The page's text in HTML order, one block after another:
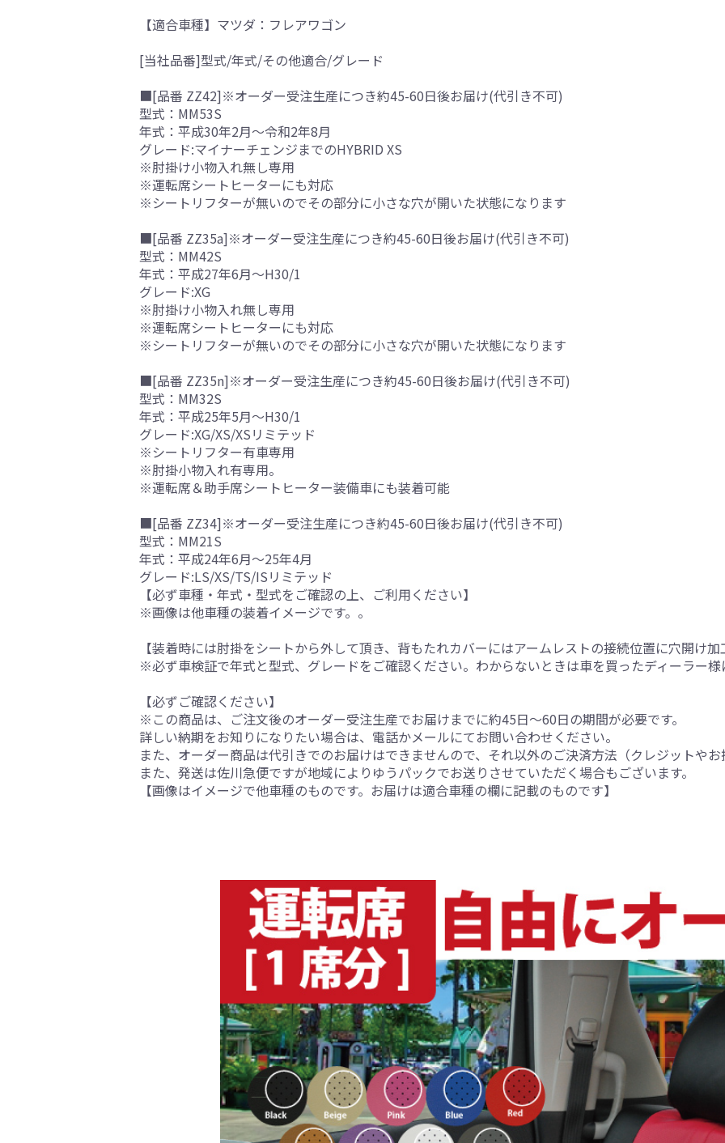
【適合車種】マツダ：フレアワゴン
[当社品番]型式/年式/その他適合/グレード
■[品番 ZZ42]※オーダー受注生産につき約45-60日後お届け(代引き不可)
型式：MM53S
年式：平成30年2月～令和2年8月
グレード:マイナーチェンジまでのHYBRID XS
※肘掛け小物入れ無し専用
※運転席シートヒーターにも対応
※シートリフターが無いのでその部分に小さな穴が開いた状態になります
■[品番 ZZ35a]※オーダー受注生産につき約45-60日後お届け(代引き不可)
型式：MM42S
年式：平成27年6月～H30/1
グレード:XG
※肘掛け小物入れ無し専用
※運転席シートヒーターにも対応
※シートリフターが無いのでその部分に小さな穴が開いた状態になります
■[品番 ZZ35n]※オーダー受注生産につき約45-60日後お届け(代引き不可)
型式：MM32S
年式：平成25年5月～H30/1
グレード:XG/XS/XSリミテッド
※シートリフター有車専用
※肘掛小物入れ有専用。
※運転席＆助手席シートヒーター装備車にも装着可能
■[品番 ZZ34]※オーダー受注生産につき約45-60日後お届け(代引き不可)
型式：MM21S
年式：平成24年6月～25年4月
グレード:LS/XS/TS/ISリミテッド
【必ず車種・年式・型式をご確認の上、ご利用ください】
※画像は他車種の装着イメージです。。
【装着時には肘掛をシートから外して頂き、背もたれカバーにはアームレストの接続位置に穴開け
※必ず車検証で年式と型式、グレードをご確認ください。わからないときは車を買ったディーラー
【必ずご確認ください】
※この商品は、ご注文後のオーダー受注生産でお届けまでに約45日～60日の期間が必要です。
詳しい納期をお知りになりたい場合は、電話かメールにてお問い合わせください。
また、オーダー商品は代引きでのお届けはできませんので、それ以外のご決済方法（クレジットや
また、発送は佐川急便ですが地域によりゆうパックでお送りさせていただく場合もございます。
【画像はイメージで他車種のものです。お届けは適合車種の欄に記載のものです】